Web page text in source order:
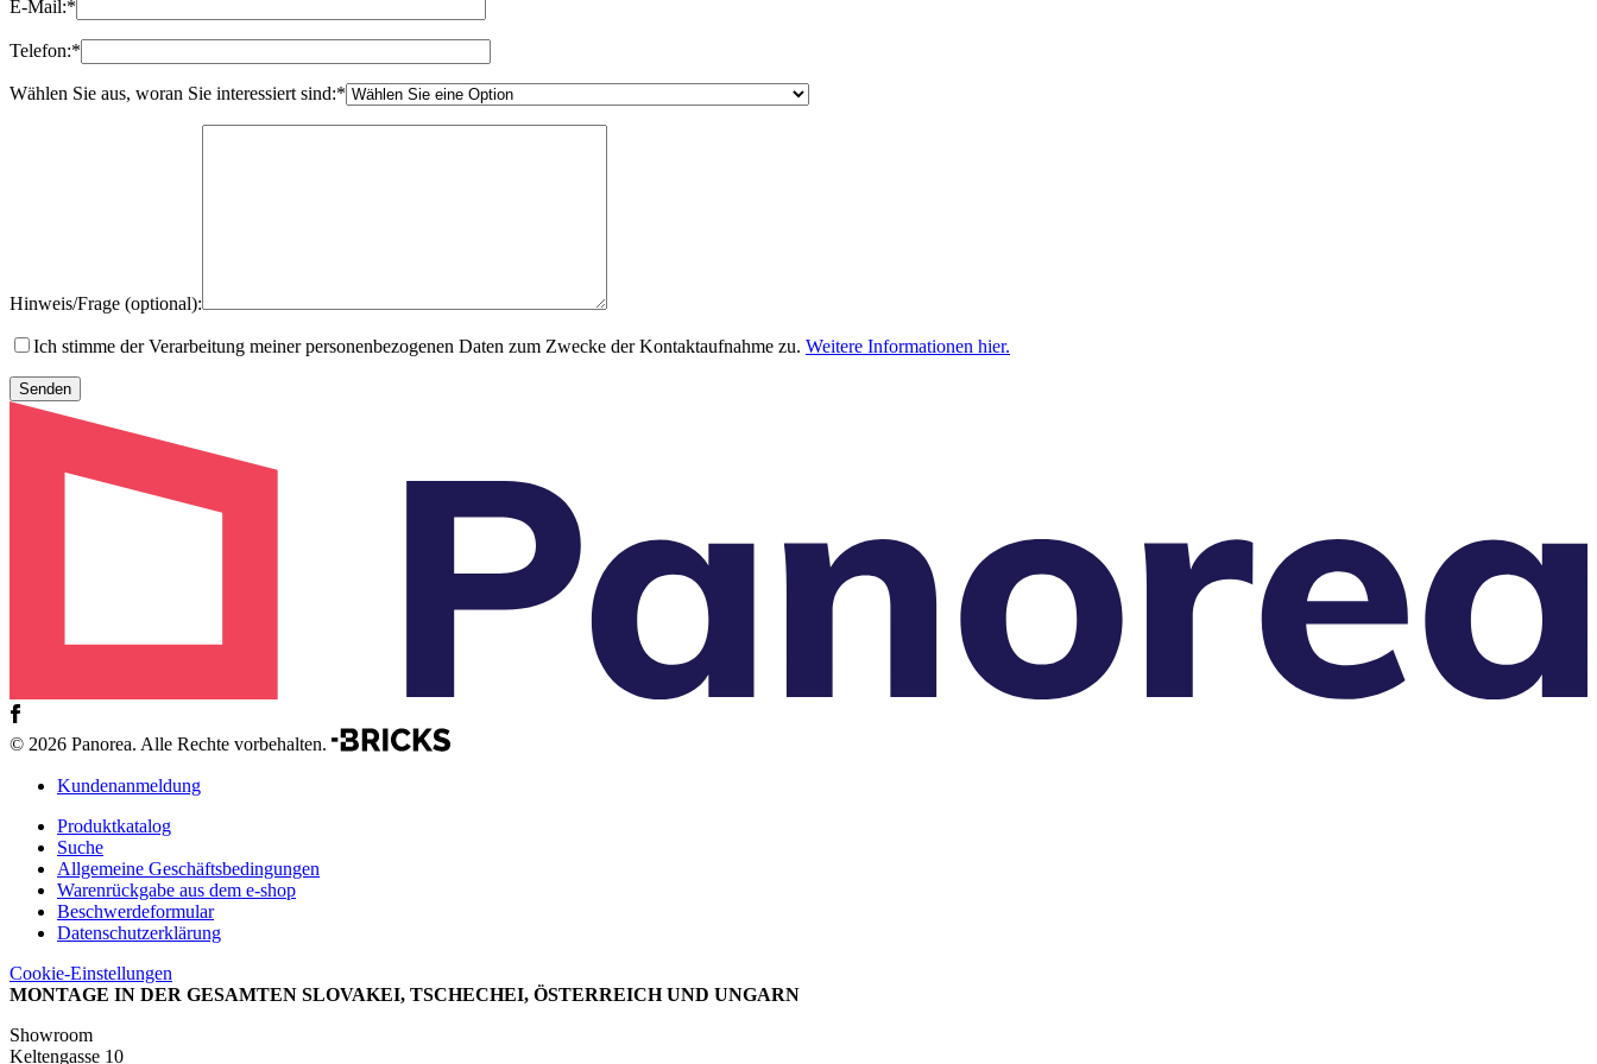
E-Mail:*
Telefon:*
Wählen Sie aus, woran Sie interessiert sind:*
Hinweis/Frage (optional):
Ich stimme der Verarbeitung meiner personenbezogenen Daten zum Zwecke der Kontaktaufnahme zu. Weitere Informationen hier.
© 2026 Panorea. Alle Rechte vorbehalten.
Kundenanmeldung
Produktkatalog
Suche
Allgemeine Geschäftsbedingungen
Warenrückgabe aus dem e-shop
Beschwerdeformular
Datenschutzerklärung
Cookie-Einstellungen
MONTAGE IN DER GESAMTEN SLOVAKEI, TSCHECHEI, ÖSTERREICH UND UNGARN
Showroom
Keltengasse 10